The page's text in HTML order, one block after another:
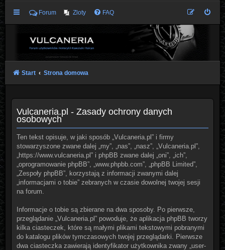
Forum Zloty FAQ
Start Strona domowa
Vulcaneria.pl - Zasady ochrony danych
osobowych
Ten tekst opisuje, w jaki sposób „Vulcaneria.pl” i firmy
stowarzyszone zwane dalej „my”, „nas”, „nasz”, „Vulcaneria.pl”,
„https://www.vulcaneria.pl” i phpBB zwane dalej „oni”, „ich”,
„oprogramowanie phpBB”, „www.phpbb.com”, „phpBB Limited”,
„Zespoły phpBB”, korzystają z informacji zwanymi dalej
„informacjami o tobie” zebranych w czasie dowolnej twojej sesji
na forum.
Informacje o tobie są zbierane na dwa sposoby. Po pierwsze,
przeglądanie „Vulcaneria.pl” powoduje, że aplikacja phpBB tworzy
kilka ciasteczek, które są małymi plikami tekstowymi pobranymi
do katalogu plików tymczasowych twojej przeglądarki. Pierwsze
dwa ciasteczka zawierają identyfikator użytkownika zwany „user-